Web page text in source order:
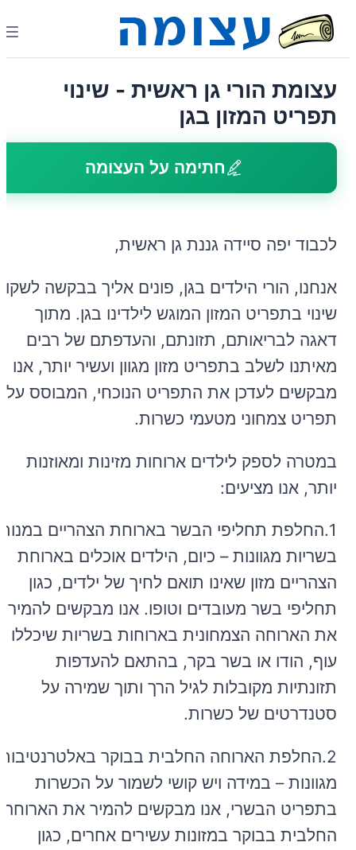
עצומת הורי גן ראשית - שינוי
תפריט המזון בגן
חתימה על העצומה
לכבוד יפה סיידה גננת גן ראשית,
אנחנו, הורי הילדים בגן, פונים אליך בבקשה
שינוי בתפריט המזון המוגש לילדינו בגן. מתוך
דאגה לבריאותם, תזונתם, והעדפתם של רבים
מאיתנו לשלב בתפריט מזון מגוון ועשיר יותר, אנו
מבקשים לעדכן את התפריט הנוכחי, המבוסס על
תפריט צמחוני מטעמי כשרות.
במטרה לספק לילדים ארוחות מזינות ומאוזנות
יותר, אנו מציעים:
1.החלפת תחליפי הבשר בארוחת הצהריים במנות
בשריות מגוונות – כיום, הילדים אוכלים בארוחת
הצהריים מזון שאינו תואם לחיך של ילדים, כגון
תחליפי בשר מעובדים וטופו. אנו מבקשים להמיר
את הארוחה הצמחונית בארוחות בשריות שיכללו
עוף, הודו או בשר בקר, בהתאם להעדפות
תזונתיות מקובלות לגיל הרך ותוך שמירה על
סטנדרטים של כשרות.
2.החלפת הארוחה החלבית בבוקר באלטרנטיבות
מגוונות – במידה ויש קושי לשמור על הכשרות
בתפריט הבשרי, אנו מבקשים להמיר את הארוחה
החלבית בבוקר במזונות עשירים אחרים, כגון